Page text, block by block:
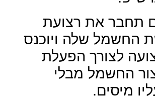
תחבר את רצועת
החשמל שלה ויוכנס
לצורך הפעלת
החשמל מבלי
מיסים.